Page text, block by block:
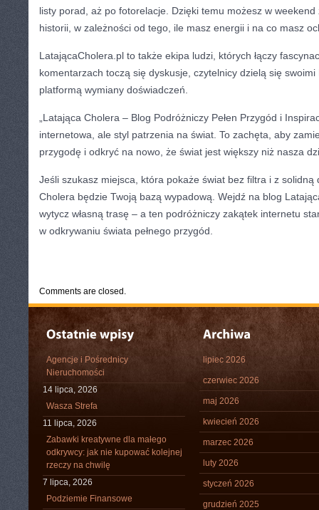
listy porad, aż po fotorelacje. Dzięki temu możesz w weekend
historii, w zależności od tego, ile masz energii i na co masz
LatającaCholera.pl to także ekipa ludzi, których łączy
komentarzach toczą się dyskusje, czytelnicy dzielą się
platformą wymiany doświadczeń.
„Latająca Cholera – Blog Podróżniczy Pełen Przygód i
internetowa, ale styl patrzenia na świat. To zachęta, aby
przygodę i odkryć na nowo, że świat jest większy niż nasza
Jeśli szukasz miejsca, która pokaże świat bez filtra i z solidną
Cholera będzie Twoją bazą wypadową. Wejdź na blog
wytycz własną trasę – a ten podróżniczy zakątek internetu
w odkrywaniu świata pełnego przygód.
Comments are closed.
Agencje i Pośrednicy
Nieruchomości
14 lipca, 2026
Wasza Strefa
11 lipca, 2026
Zabawki kreatywne dla małego
odkrywcy: jak nie kupować kolejnej
rzeczy na chwilę
7 lipca, 2026
Podziemie Finansowe
lipiec 2026
czerwiec 2026
maj 2026
kwiecień 2026
marzec 2026
luty 2026
styczeń 2026
grudzień 2025